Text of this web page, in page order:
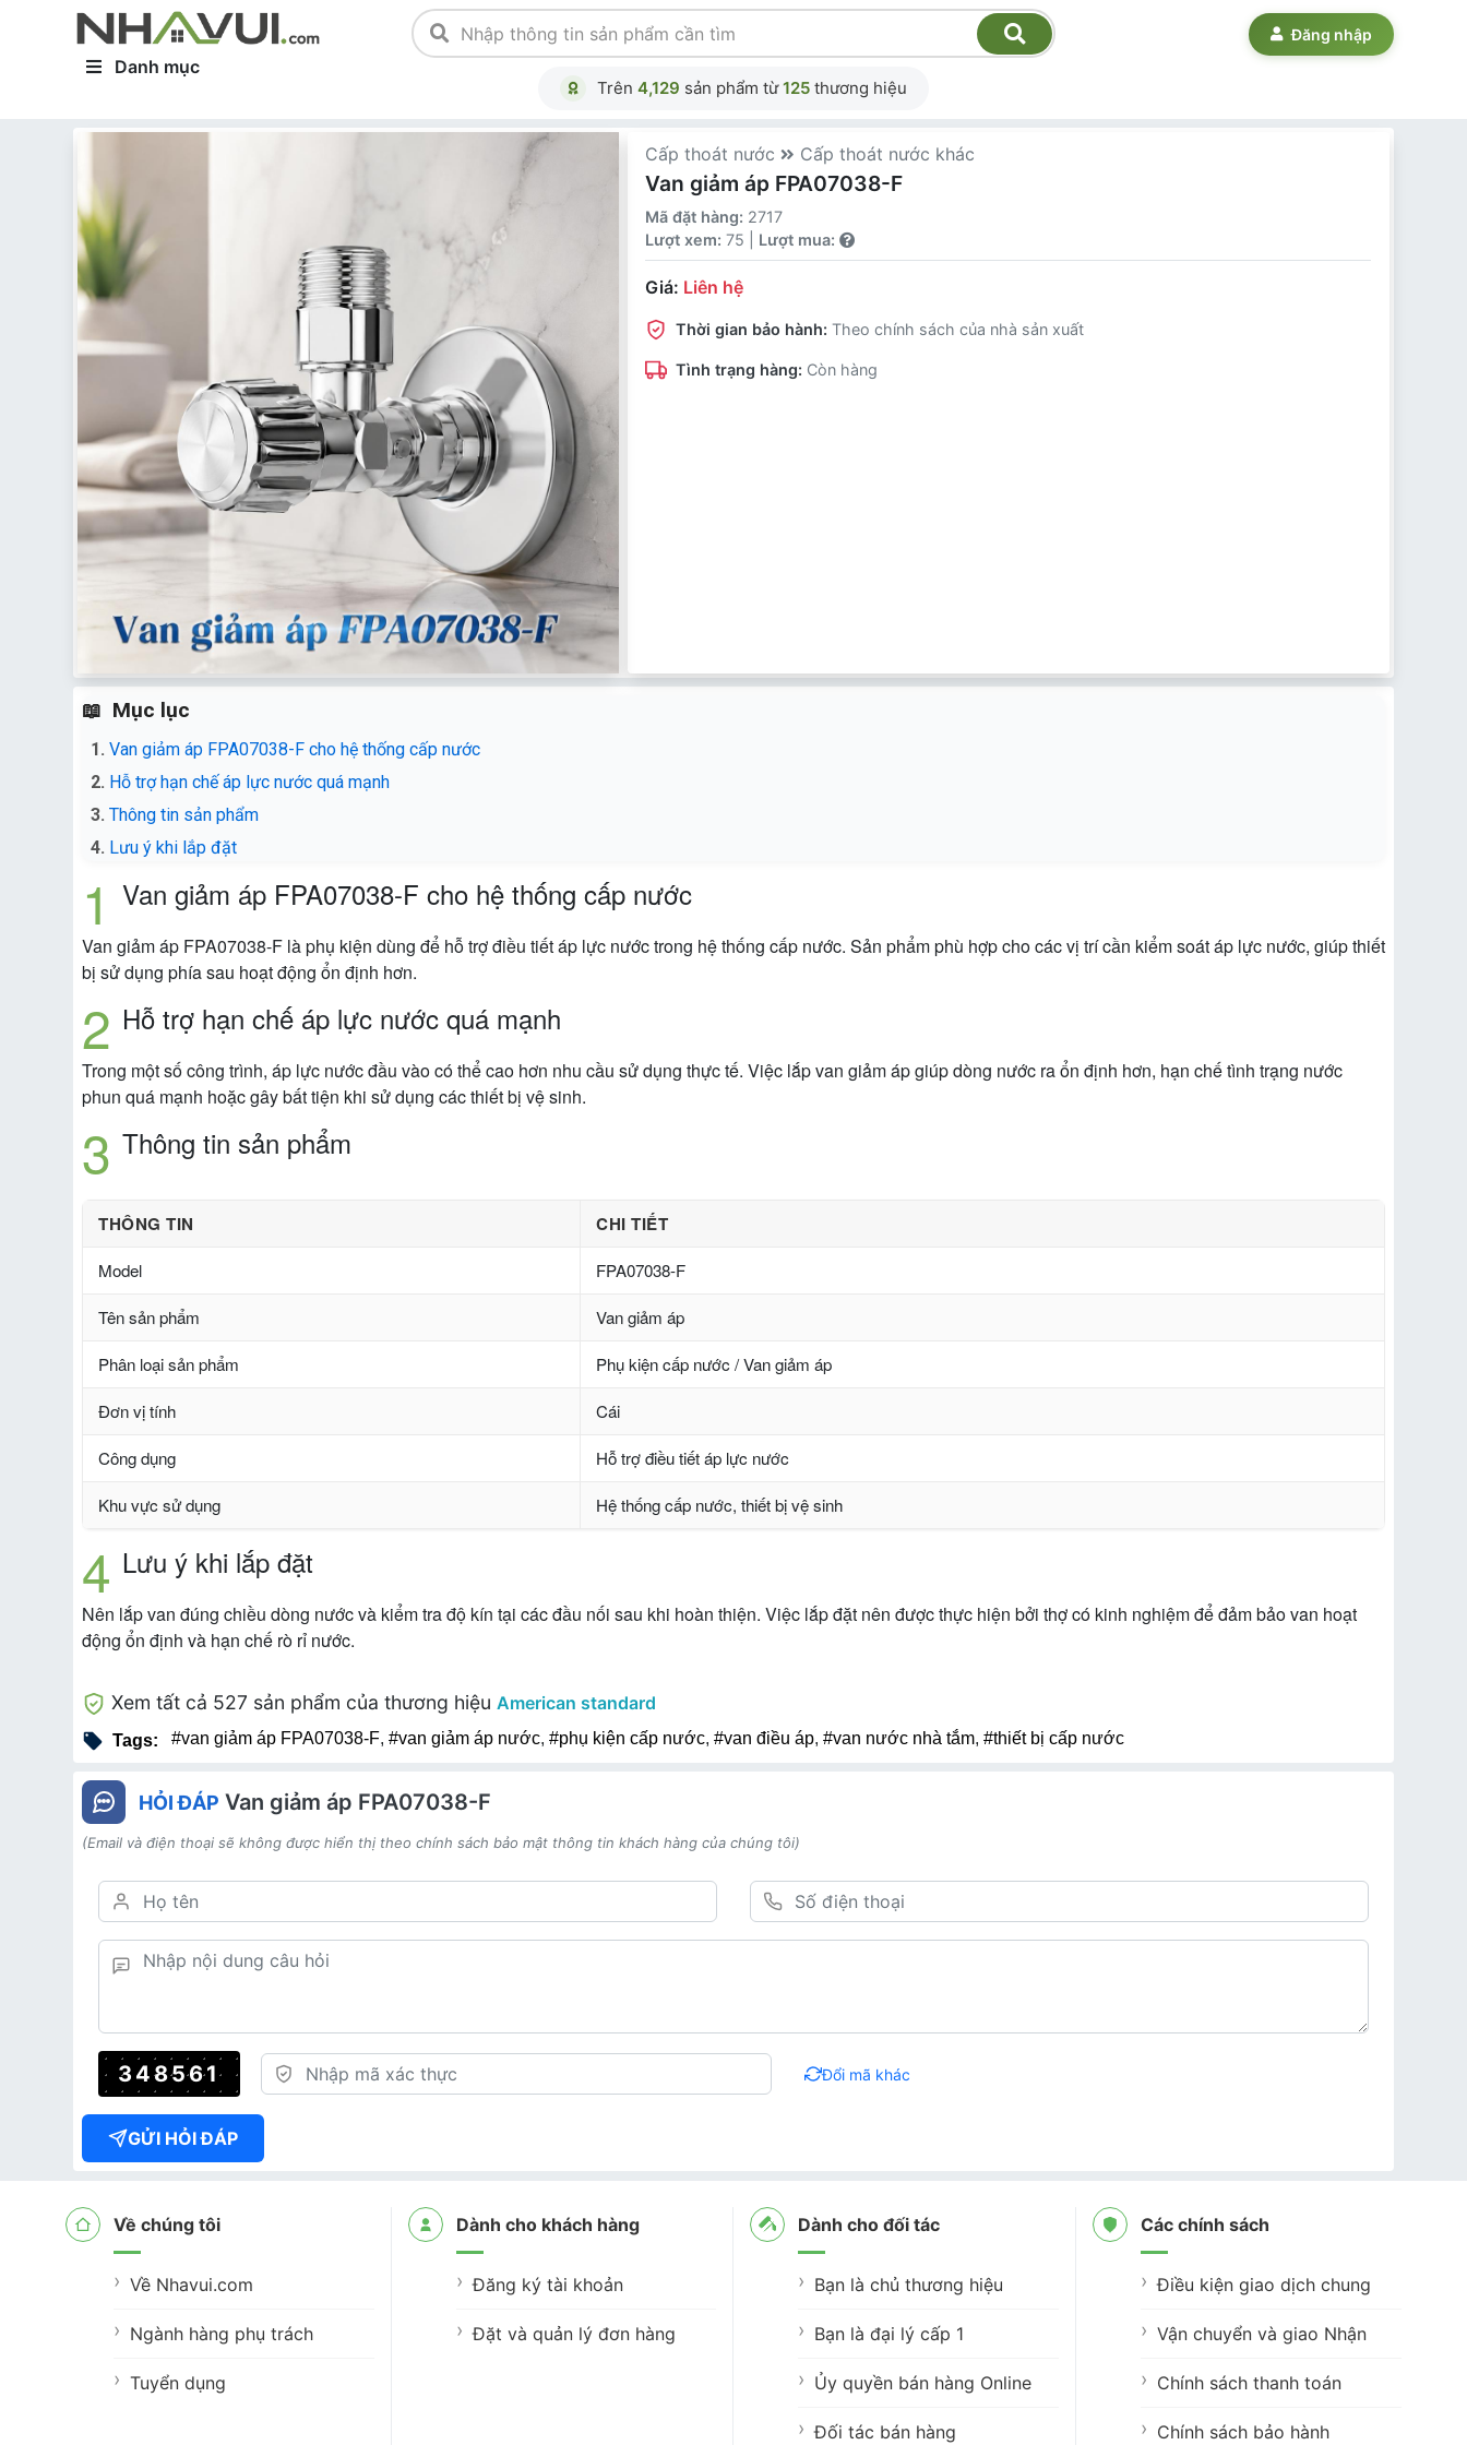
Danh mục
Trên 4,129 sản phẩm từ125 thương hiệu
Đăng nhập
Cấp thoát nước Cấp thoát nước khác
Van giảm áp FPA07038-F
Mã đặt hàng: 2717
Lượt xem: 75 | Lượt mua:
Giá: Liên hệ
Thời gian bảo hành:Theo chính sách của nhà sản xuất
Tình trạng hàng: Còn hàng
Mục lục
Van giảm áp FPA07038-F cho hệ thống cấp nước
Hỗ trợ hạn chế áp lực nước quá mạnh
Thông tin sản phẩm
Lưu ý khi lắp đặt
Van giảm áp FPA07038-F cho hệ thống cấp nước
Van giảm áp FPA07038-F là phụ kiện dùng để hỗ trợ điều tiết áp lực nước trong hệ thống cấp nước. Sản phẩm phù hợp cho các vị trí cần kiểm soát áp lực nước, giúp thiết
bị sử dụng phía sau hoạt động ổn định hơn.
Hỗ trợ hạn chế áp lực nước quá mạnh
Trong một số công trình, áp lực nước đầu vào có thể cao hơn nhu cầu sử dụng thực tế. Việc lắp van giảm áp giúp dòng nước ra ổn định hơn, hạn chế tình trạng nước
phun quá mạnh hoặc gây bất tiện khi sử dụng các thiết bị vệ sinh.
Thông tin sản phẩm
THÔNG TIN CHI TIẾT
Model FPA07038-F
Tên sản phẩm Van giảm áp
Phân loại sản phẩm Phụ kiện cấp nước / Van giảm áp
Đơn vị tính Cái
Công dụng Hỗ trợ điều tiết áp lực nước
Khu vực sử dụng Hệ thống cấp nước, thiết bị vệ sinh
Lưu ý khi lắp đặt
Nên lắp van đúng chiều dòng nước và kiểm tra độ kín tại các đầu nối sau khi hoàn thiện. Việc lắp đặt nên được thực hiện bởi thợ có kinh nghiệm để đảm bảo van hoạt
động ổn định và hạn chế rò rỉ nước.
Xem tất cả 527 sản phẩm của thương hiệu American standard
Tags: #van giảm áp FPA07038-F, #van giảm áp nước, #phụ kiện cấp nước, #van điều áp, #van nước nhà tắm, #thiết bị cấp nước
HỎI ĐÁP Van giảm áp FPA07038-F
(Email và điện thoại sẽ không được hiển thị theo chính sách bảo mật thông tin khách hàng của chúng tôi)
348561 Đổi mã khác
GỬI HỎI ĐÁP
Về chúng tôi
Về Nhavui.com
Ngành hàng phụ trách
Tuyển dụng
Dành cho khách hàng
Đăng ký tài khoản
Đặt và quản lý đơn hàng
Dành cho đối tác
Bạn là chủ thương hiệu
Bạn là đại lý cấp 1
Ủy quyền bán hàng Online
Đối tác bán hàng
Các chính sách
Điều kiện giao dịch chung
Vận chuyển và giao Nhận
Chính sách thanh toán
Chính sách bảo hành